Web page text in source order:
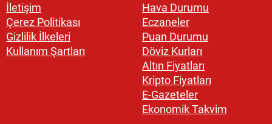
İletişim
Çerez Politikası
Gizlilik İlkeleri
Kullanım Şartları
Hava Durumu
Eczaneler
Puan Durumu
Döviz Kurları
Altın Fiyatları
Kripto Fiyatları
E-Gazeteler
Ekonomik Takvim